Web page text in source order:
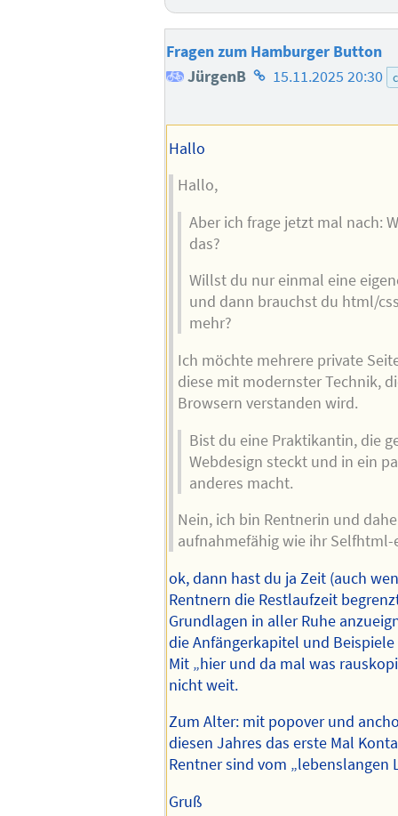
Fragen zum Hamburger Button
JürgenB Homepage
Autors
15.11.2025 20:30
Hallo
Hallo,
Aber ich frage jetzt mal nach:
das?
Willst du nur einmal eine
und dann brauchst du html/
mehr?
Ich möchte mehrere private
diese mit modernster Technik,
Browsern verstanden wird.
Bist du eine Praktikantin, die
Webdesign steckt und in ein
anderes macht.
Nein, ich bin Rentnerin und
aufnahmefähig wie ihr Selfhtml-
ok, dann hast du ja Zeit (auch
Rentnern die Restlaufzeit
Grundlagen in aller Ruhe
die Anfängerkapitel und
Mit „hier und da mal was
nicht weit.
Zum Alter: mit popover und
diesen Jahres das erste Mal
Rentner sind vom „lebenslangen
Gruß